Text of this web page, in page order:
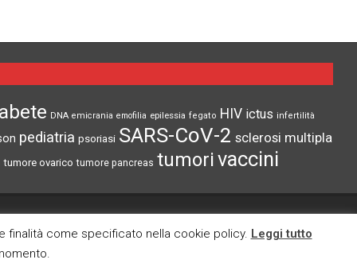
DNA emicrania emofilia epilessia fegato HIV ictus infertilità
pediatria psoriasi SARS-CoV-2 sclerosi multipla
tumore ovarico tumore pancreas tumorivaccini
CI TROVI ANCHE SU
finalità come specificato nella cookie policy. Leggi tutto